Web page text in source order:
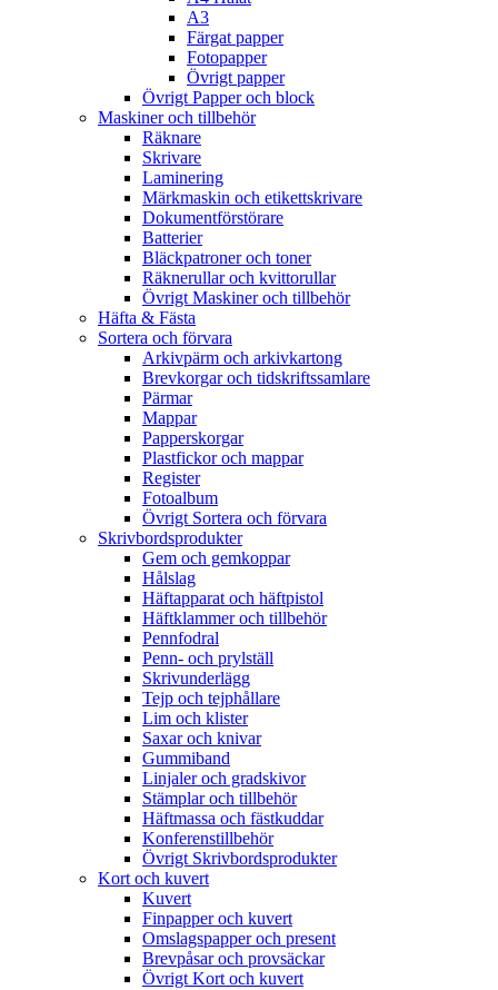
A3
Färgat papper
Fotopapper
Övrigt papper
Övrigt Papper och block
Maskiner och tillbehör
Räknare
Skrivare
Laminering
Märkmaskin och etikettskrivare
Dokumentförstörare
Batterier
Bläckpatroner och toner
Räknerullar och kvittorullar
Övrigt Maskiner och tillbehör
Häfta & Fästa
Sortera och förvara
Arkivpärm och arkivkartong
Brevkorgar och tidskriftssamlare
Pärmar
Mappar
Papperskorgar
Plastfickor och mappar
Register
Fotoalbum
Övrigt Sortera och förvara
Skrivbordsprodukter
Gem och gemkoppar
Hålslag
Häftapparat och häftpistol
Häftklammer och tillbehör
Pennfodral
Penn- och prylställ
Skrivunderlägg
Tejp och tejphållare
Lim och klister
Saxar och knivar
Gummiband
Linjaler och gradskivor
Stämplar och tillbehör
Häftmassa och fästkuddar
Konferenstillbehör
Övrigt Skrivbordsprodukter
Kort och kuvert
Kuvert
Finpapper och kuvert
Omslagspapper och present
Brevpåsar och provsäckar
Övrigt Kort och kuvert